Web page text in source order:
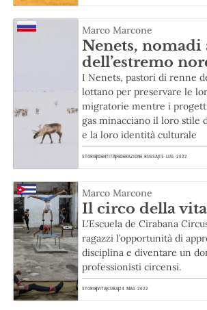
Marco Marcone
Nenets,
dell’estremo
I Nenets, pastori di renne
lottano per preservare le
migratorie mentre i
gas minacciano il loro stile
e la loro identità culturale
STORIEIDENTITÀFEDERAZIONE RUSSA15 LUG 2022
Marco Marcone
Il circo della vita
L'Escuela de Cirabana
ragazzi l’opportunità di
disciplina e diventare un
professionisti circensi.
STORIEVITACUBA24 MAG 2022